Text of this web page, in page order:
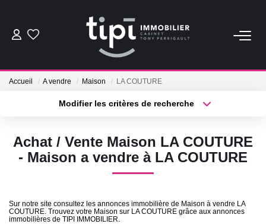
ACHETER
Nos Biens Loués
Vendre
Accueil A vendre Maison LA COUTURE
Modifier les critères de recherche
Sélectionnez...
Type de bien
Surface min
Créer une alerte
Achat / Vente Maison LA COUTURE
- Maison a vendre à LA COUTURE
Sur notre site consultez les annonces immobilière de Maison à vendre LA
COUTURE. Trouvez votre Maison sur LA COUTURE grâce aux annonces
immobilières de TIPI IMMOBILIER.